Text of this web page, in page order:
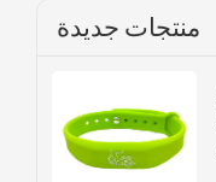
منتجات جديدة